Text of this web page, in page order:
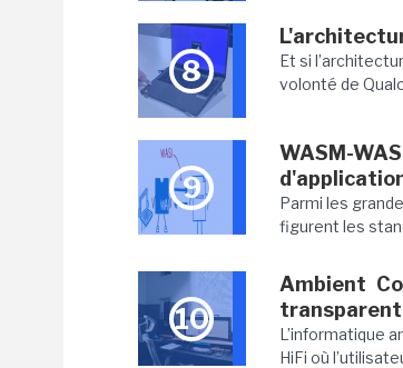
8
Et si
volonté de
9
WASM-
Parmi les
figurent les
10
Ambient
transparent
L’informatique
HiFi où